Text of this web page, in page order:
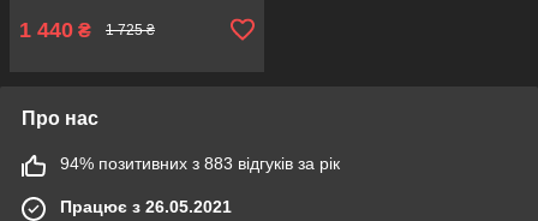
1 440 ₴ 1 725 ₴
Про нас
94% позитивних з 883 відгуків за рік
Працює з 26.05.2021